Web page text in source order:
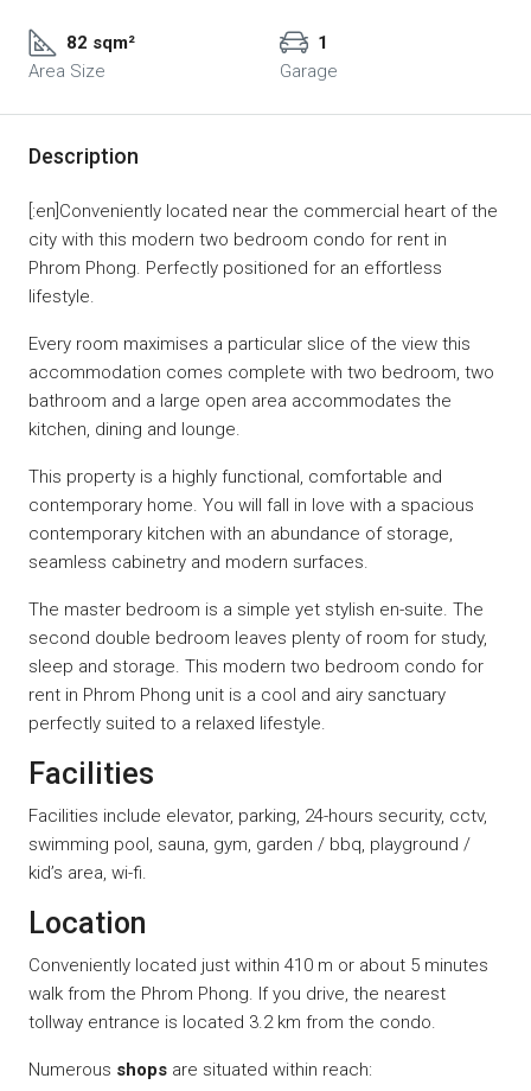
82 sqm²
Area Size
1
Garage
Description
[:en]Conveniently located near the commercial heart of the
city with this modern two bedroom condo for rent in
Phrom Phong. Perfectly positioned for an effortless
lifestyle.
Every room maximises a particular slice of the view this
accommodation comes complete with two bedroom, two
bathroom and a large open area accommodates the
kitchen, dining and lounge.
This property is a highly functional, comfortable and
contemporary home. You will fall in love with a spacious
contemporary kitchen with an abundance of storage,
seamless cabinetry and modern surfaces.
The master bedroom is a simple yet stylish en-suite. The
second double bedroom leaves plenty of room for study,
sleep and storage. This modern two bedroom condo for
rent in Phrom Phong unit is a cool and airy sanctuary
perfectly suited to a relaxed lifestyle.
Facilities
Facilities include elevator, parking, 24-hours security, cctv,
swimming pool, sauna, gym, garden / bbq, playground /
kid’s area, wi-fi.
Location
Conveniently located just within 410 m or about 5 minutes
walk from the Phrom Phong. If you drive, the nearest
tollway entrance is located 3.2 km from the condo.
Numerous shops are situated within reach: